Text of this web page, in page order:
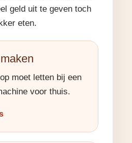
geld uit te geven toch
eten.
moet letten bij een
voor thuis.